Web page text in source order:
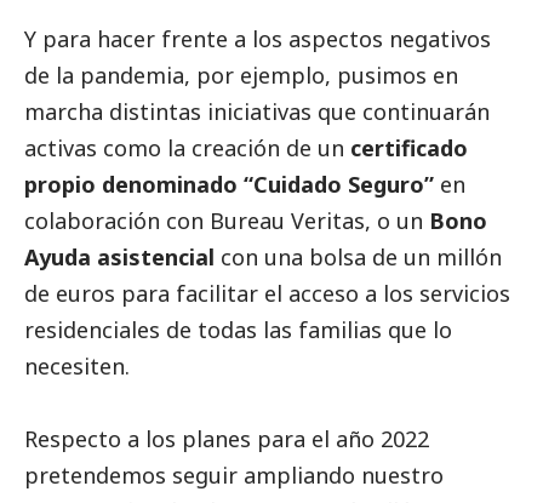
Y para hacer frente a los aspectos negativos
de la pandemia, por ejemplo, pusimos en
marcha distintas iniciativas que continuarán
activas como la creación de un certificado
propio denominado “Cuidado Seguro” en
colaboración con Bureau Veritas, o un Bono
Ayuda asistencial con una bolsa de un millón
de euros para facilitar el acceso a los servicios
residenciales de todas las familias que lo
necesiten.
Respecto a los planes para el año 2022
pretendemos seguir ampliando nuestro